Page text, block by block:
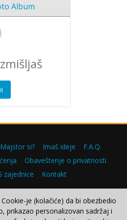
Album
Majstor si? Imaš ideje
F.A.Q.
Obaveštenje o privatnosti
zajednice
Kontakt
© 2000–2026.
je (kolačiće) da bi obezbedio
prikazao personalizovan sadržaj i